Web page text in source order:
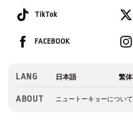
TikTok
FACEBOOK
LANG
ABOUT ニュートーキョーについて